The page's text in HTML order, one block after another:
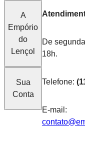
A
Empório
do
Lençol
Sua
Conta
De
18h.
Telefone:
E-mail: